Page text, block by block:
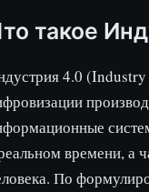
такое
4.0
времени, а
По